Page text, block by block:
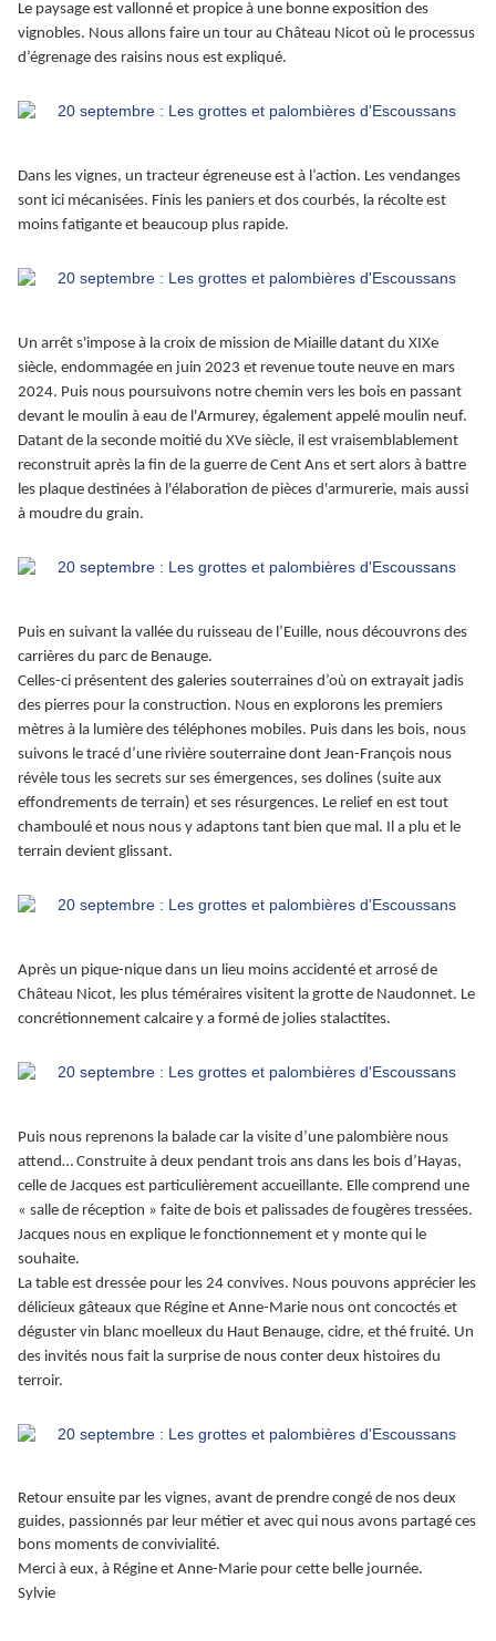
Le paysage est vallonné et propice à une bonne exposition des
vignobles. Nous allons faire un tour au Château Nicot où le processus
d’égrenage des raisins nous est expliqué.
Dans les vignes, un tracteur égreneuse est à l’action. Les vendanges
sont ici mécanisées. Finis les paniers et dos courbés, la récolte est
moins fatigante et beaucoup plus rapide.
Un arrêt s'impose à la croix de mission de Miaille datant du XIXe
siècle, endommagée en juin 2023 et revenue toute neuve en mars
2024. Puis nous poursuivons notre chemin vers les bois en passant
devant le moulin à eau de l'Armurey, également appelé moulin neuf.
Datant de la seconde moitié du XVe siècle, il est vraisemblablement
reconstruit après la fin de la guerre de Cent Ans et sert alors à battre
les plaque destinées à l'élaboration de pièces d'armurerie, mais aussi
à moudre du grain.
Puis en suivant la vallée du ruisseau de l’Euille, nous découvrons des
carrières du parc de Benauge.
Celles-ci présentent des galeries souterraines d’où on extrayait jadis
des pierres pour la construction. Nous en explorons les premiers
mètres à la lumière des téléphones mobiles. Puis dans les bois, nous
suivons le tracé d’une rivière souterraine dont Jean-François nous
révèle tous les secrets sur ses émergences, ses dolines (suite aux
effondrements de terrain) et ses résurgences. Le relief en est tout
chamboulé et nous nous y adaptons tant bien que mal. Il a plu et le
terrain devient glissant.
Après un pique-nique dans un lieu moins accidenté et arrosé de
Château Nicot, les plus téméraires visitent la grotte de Naudonnet. Le
concrétionnement calcaire y a formé de jolies stalactites.
Puis nous reprenons la balade car la visite d’une palombière nous
attend… Construite à deux pendant trois ans dans les bois d’Hayas,
celle de Jacques est particulièrement accueillante. Elle comprend une
« salle de réception » faite de bois et palissades de fougères tressées.
Jacques nous en explique le fonctionnement et y monte qui le
souhaite.
La table est dressée pour les 24 convives. Nous pouvons apprécier les
délicieux gâteaux que Régine et Anne-Marie nous ont concoctés et
déguster vin blanc moelleux du Haut Benauge, cidre, et thé fruité. Un
des invités nous fait la surprise de nous conter deux histoires du
terroir.
Retour ensuite par les vignes, avant de prendre congé de nos deux
guides, passionnés par leur métier et avec qui nous avons partagé ces
bons moments de convivialité.
Merci à eux, à Régine et Anne-Marie pour cette belle journée.
Sylvie